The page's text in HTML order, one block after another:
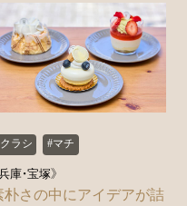
ラシ #マチ
庫・宝塚》
朴さの中にアイデアが詰